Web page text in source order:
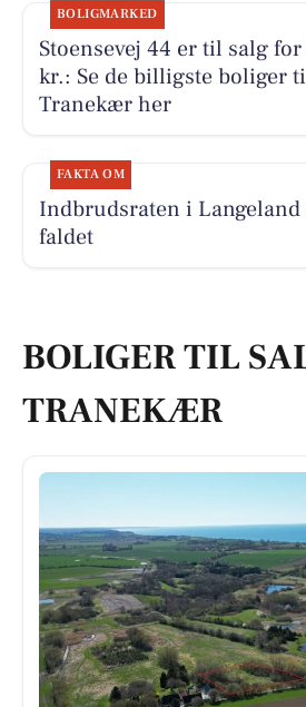
BOLIGMARKED
Stoensevej 44 er til salg
kr.: Se de billigste boliger
Tranekær her
FAKTA OM
Indbrudsraten i
faldet
BOLIGER TIL
TRANEKÆR